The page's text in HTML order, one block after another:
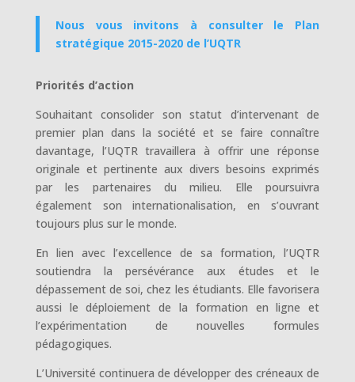
Nous vous invitons à consulter le Plan
stratégique 2015-2020 de l’UQTR
Priorités d’action
Souhaitant consolider son statut d’intervenant de
premier plan dans la société et se faire connaître
davantage, l’UQTR travaillera à offrir une réponse
originale et pertinente aux divers besoins exprimés
par les partenaires du milieu. Elle poursuivra
également son internationalisation, en s’ouvrant
toujours plus sur le monde.
En lien avec l’excellence de sa formation, l’UQTR
soutiendra la persévérance aux études et le
dépassement de soi, chez les étudiants. Elle favorisera
aussi le déploiement de la formation en ligne et
l’expérimentation de nouvelles formules
pédagogiques.
L’Université continuera de développer des créneaux de